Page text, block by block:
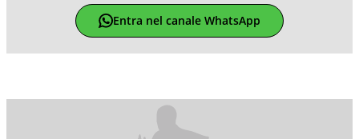
Entra nel canale WhatsApp